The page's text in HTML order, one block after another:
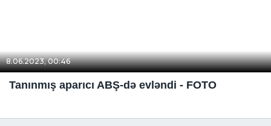
8.06.2023, 00:46
Tanınmış aparıcı ABŞ-də evləndi - FOTO